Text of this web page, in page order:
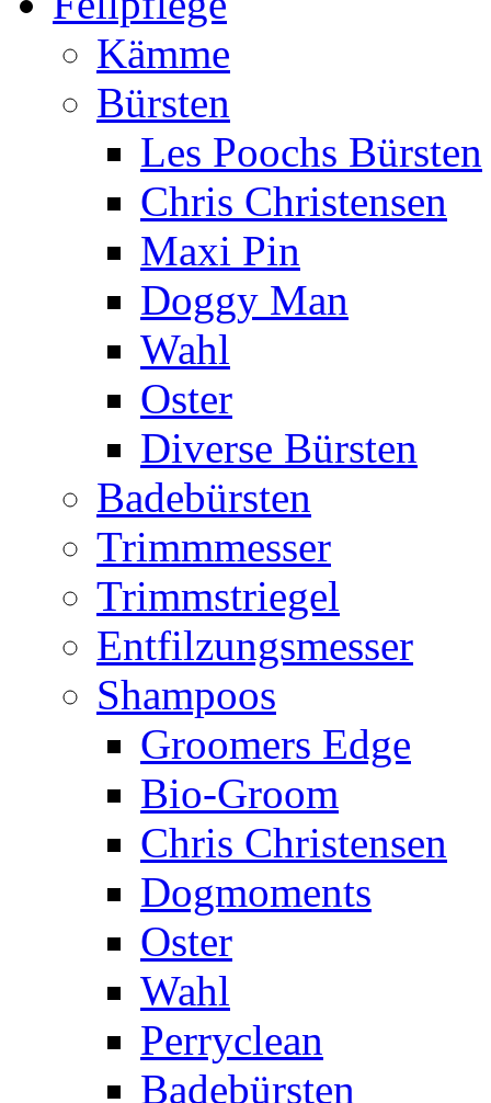
Kämme
Bürsten
Les Poochs Bürsten
Chris Christensen
Maxi Pin
Doggy Man
Wahl
Oster
Diverse Bürsten
Badebürsten
Trimmmesser
Trimmstriegel
Entfilzungsmesser
Shampoos
Groomers Edge
Bio-Groom
Chris Christensen
Dogmoments
Oster
Wahl
Perryclean
Badebürsten